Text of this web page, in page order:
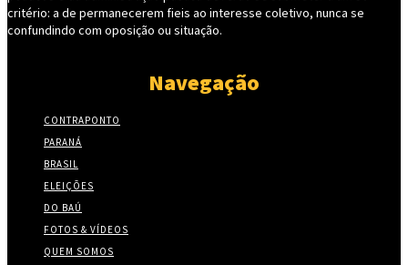
critério: a de permanecerem fieis ao interesse coletivo, nunca se
confundindo com oposição ou situação.
Navegação
CONTRAPONTO
PARANÁ
BRASIL
ELEIÇÕES
DO BAÚ
FOTOS & VÍDEOS
QUEM SOMOS